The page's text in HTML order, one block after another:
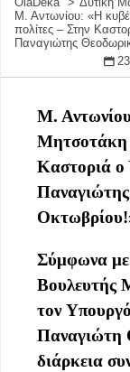
Μ. Αντωνίου: «Η
πολίτες – Στην
Παναγιώτης
Μ.
Μητσοτάκη
Καστοριά ο
Σύμφωνα με
Βουλευτής
τον
Παναγιώτη
διάρκεια